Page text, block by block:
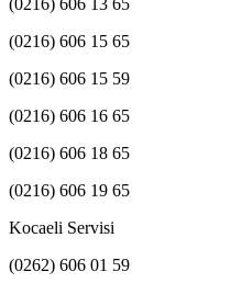
(0216) 606 15 65
(0216) 606 15 59
(0216) 606 16 65
(0216) 606 18 65
(0216) 606 19 65
Kocaeli Servisi
(0262) 606 01 59